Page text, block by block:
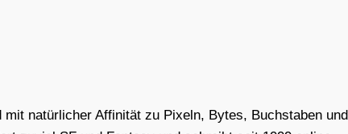
mit natürlicher Affinität zu Pixeln, Bytes, Buchstaben und